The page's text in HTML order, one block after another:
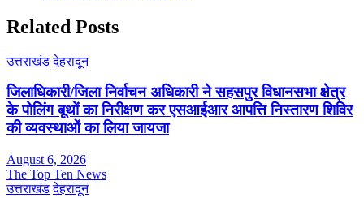
Related Posts
उत्तराखंड देहरादून
जिलाधिकारी/जिला निर्वाचन अधिकारी ने सहसपुर विधानसभा क्षेत्र
के पोलिंग बूथों का निरीक्षण कर एसआईआर आपत्ति निस्तारण शिविर
की व्यवस्थाओं का लिया जायजा
August 6, 2026
The Top Ten News
उत्तराखंड देहरादून